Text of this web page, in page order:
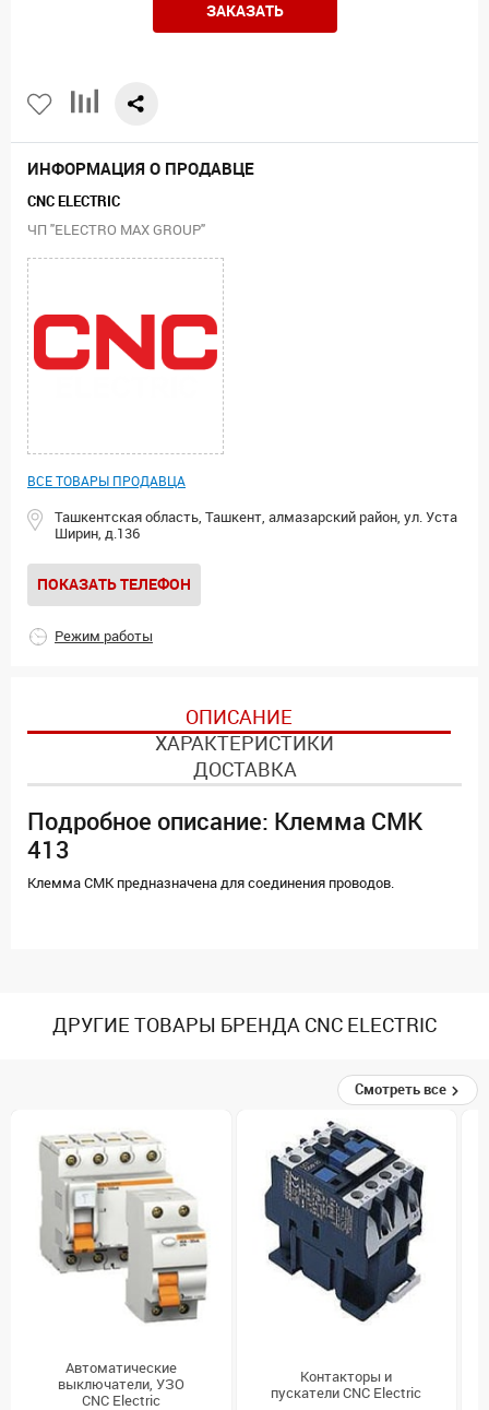
ЗАКАЗАТЬ
ИНФОРМАЦИЯ О ПРОДАВЦЕ
CNC ELECTRIC
ЧП "ELECTRO MAX GROUP"
ВСЕ ТОВАРЫ ПРОДАВЦА
Ташкентская область, Ташкент, алмазарский район, ул. Уста
Ширин, д.136
ПОКАЗАТЬ ТЕЛЕФОН
Режим работы
ОПИСАНИЕ
ХАРАКТЕРИСТИКИ
ДОСТАВКА
Подробное описание: Клемма CMK
413
Клемма CMK предназначена для соединения проводов.
ДРУГИЕ ТОВАРЫ БРЕНДА CNC ELECTRIC
Смотреть все
Автоматические
выключатели, УЗО
CNC Electric
Контакторы и
пускатели CNC Electric